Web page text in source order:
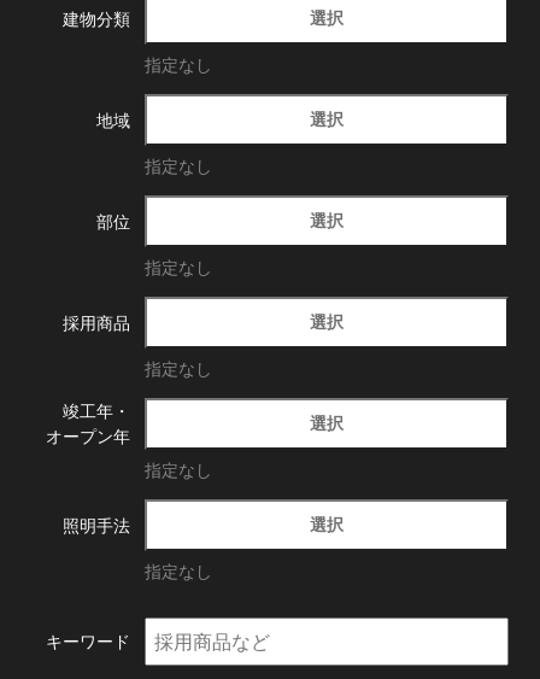
建物分類 選択
指定なし
地域 選択
指定なし
部位 選択
指定なし
採用商品 選択
指定なし
竣工年・
オープン年
選択
指定なし
照明手法 選択
指定なし
キーワード